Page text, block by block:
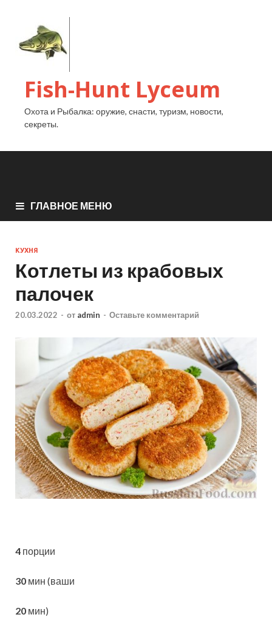
Fish-Hunt Lyceum
Охота и Рыбалка: оружие, снасти, туризм, новости,
секреты.
ГЛАВНОЕ МЕНЮ
КУХНЯ
Котлеты из крабовых
палочек
20.03.2022 - от admin - Оставьте комментарий
4 порции
30 мин (ваши
20 мин)